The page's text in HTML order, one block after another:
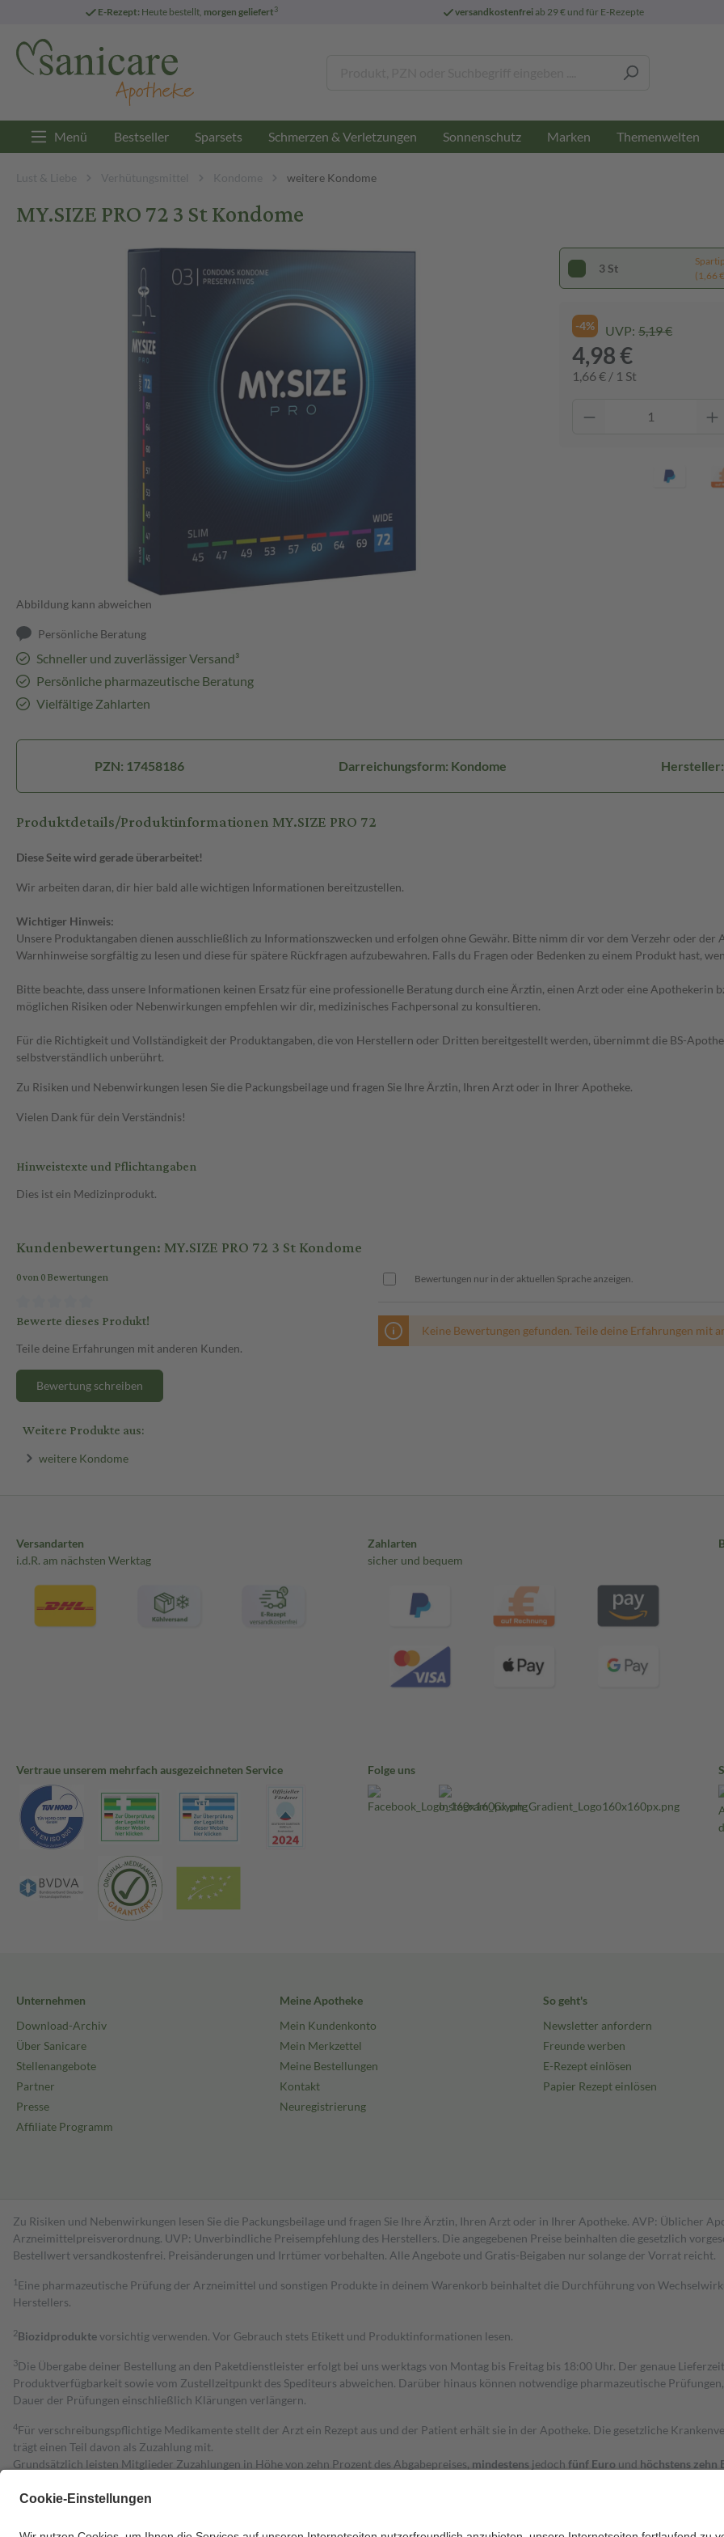
E-Rezept: Heute bestellt, morgen geliefert3 versandkostenfreiab 29 € und für E-Rezepte
Menü Bestseller Sparsets Schmerzen & Verletzungen Sonnenschutz Marken Themenwelten
Lust & Liebe Verhütungsmittel Kondome weitere Kondome
MY.SIZE PRO 72 3 St Kondome
Abbildung kann abweichen
Persönliche Beratung
Schneller und zuverlässiger Versand³
Persönliche pharmazeutische Beratung
Vielfältige Zahlarten
3 St
(1,66
-4% UVP: 5,19 €
4,98 €
1,66 € / 1 St
PZN: 17458186 Darreichungsform: Kondome Hersteller:
Produktdetails/Produktinformationen MY.SIZE PRO 72
Diese Seite wird gerade überarbeitet!
Wir arbeiten daran, dir hier bald alle wichtigen Informationen bereitzustellen.
Wichtiger Hinweis:
Unsere Produktangaben dienen ausschließlich zu Informationszwecken und erfolgen ohne Gewähr. Bitte nimm dir vor dem Verzehr oder
Warnhinweise sorgfältig zu lesen und diese für spätere Rückfragen aufzubewahren. Falls du Fragen oder Bedenken zu einem Produkt hast,
Bitte beachte, dass unsere Informationen keinen Ersatz für eine professionelle Beratung durch eine Ärztin, einen Arzt oder eine Apothekerin
möglichen Risiken oder Nebenwirkungen empfehlen wir dir, medizinisches Fachpersonal zu konsultieren.
Für die Richtigkeit und Vollständigkeit der Produktangaben, die von Herstellern oder Dritten bereitgestellt werden, übernimmt die BS-
selbstverständlich unberührt.
Zu Risiken und Nebenwirkungen lesen Sie die Packungsbeilage und fragen Sie Ihre Ärztin, Ihren Arzt oder in Ihrer Apotheke.
Vielen Dank für dein Verständnis!
Hinweistexte und Pflichtangaben
Dies ist ein Medizinprodukt.
Kundenbewertungen: MY.SIZE PRO 72 3 St Kondome
0 von 0 Bewertungen
Bewerte dieses Produkt!
Teile deine Erfahrungen mit anderen Kunden.
Bewertung schreiben
Bewertungen nur in der aktuellen Sprache anzeigen.
Keine Bewertungen gefunden. Teile deine Erfahrungen mit
Weitere Produkte aus:
weitere Kondome
Versandarten
i.d.R. am nächsten Werktag
Zahlarten
sicher und bequem
Vertraue unserem mehrfach ausgezeichneten Service Folge uns
Unternehmen
Download-Archiv
Über Sanicare
Stellenangebote
Partner
Presse
Affiliate Programm
Meine Apotheke
Mein Kundenkonto
Mein Merkzettel
Meine Bestellungen
Kontakt
Neuregistrierung
So geht's
Newsletter anfordern
Freunde werben
E-Rezept einlösen
Papier Rezept einlösen
Zu Risiken und Nebenwirkungen lesen Sie die Packungsbeilage und fragen Sie Ihre Ärztin, Ihren Arzt oder in Ihrer Apotheke. AVP: Üblicher
Arzneimittelpreisverordnung. UVP: Unverbindliche Preisempfehlung des Herstellers. Die angegebenen Preise beinhalten die gesetzlich
Bestell­wert versand­kosten­frei. Preisänderungen und Irrtümer vorbehalten. Alle Angebote und Gratis-Beigaben nur solange der Vorrat reicht.
1 Eine pharmazeutische Prüfung der Arzneimittel und sonstigen Produkte in deinem Warenkorb beinhaltet die Durchführung von
Herstellers.
2Biozidproduktevorsichtig verwenden. Vor Gebrauch stets Etikett und Produktinformationen lesen.
3Die Übergabe deiner Bestellung an den Paketdienstleister erfolgt bei uns werktags von Montag bis Freitag bis 18:00 Uhr. Der genaue
Produktverfügbarkeit sowie vom Zustellzeitpunkt des Spediteurs abweichen. Darüber hinaus können notwendige pharmazeutische
Dauer der Prüfungen einschließlich Klärungen verlängern.
4Für verschreibungspflichtige Medikamente stellt der Arzt ein Rezept aus und der Patient erhält sie in der Apotheke. Die gesetzliche
trägt einen Teil davon als Zuzahlung mit.
Grundsätzlich leisten Mitglieder Zuzahlungen in Höhe von zehn Prozent des Abgabepreises, mindestens jedoch fünf Euro und höchstens zehn
Diese Regeln gelten grundsätzlich auch für Online-Apotheken.
Um das Engagement der Versicherten für ihre eigene Gesundheit zu stärken und die besondere Stellung der Familie zu unterstützen, fallen